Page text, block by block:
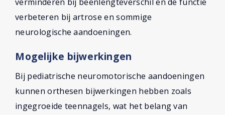
verbeteren bij artrose en sommige
neurologische aandoeningen.
Mogelijke bijwerkingen
Bij pediatrische neuromotorische aandoeningen
kunnen orthesen bijwerkingen hebben zoals
ingegroeide teennagels, wat het belang van